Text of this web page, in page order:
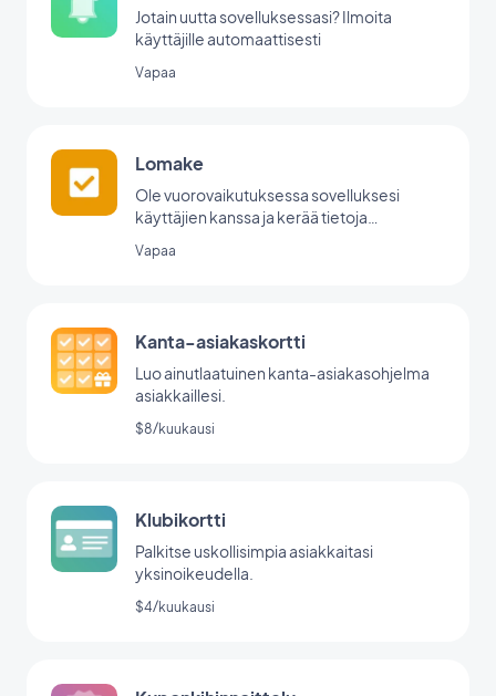
Jotain uutta sovelluksessasi? Ilmoita
käyttäjille automaattisesti
Vapaa
Lomake
Ole vuorovaikutuksessa sovelluksesi
käyttäjien kanssa ja kerää tietoja
Vapaa
Kanta-asiakaskortti
Luo ainutlaatuinen kanta-asiakasohjelma
asiakkaillesi.
$8/kuukausi
Klubikortti
Palkitse uskollisimpia asiakkaitasi
yksinoikeudella.
$4/kuukausi